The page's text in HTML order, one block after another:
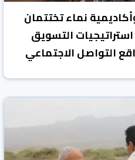
نماء تختتمان
التدريبي الـ1 في ( استراتيجيات التسويق
التواصل الاجتماعي